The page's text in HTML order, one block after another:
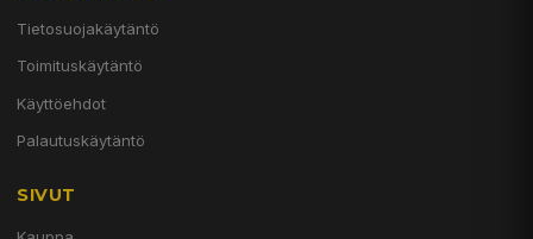
Tietosuojakäytäntö
Toimituskäytäntö
Käyttöehdot
Palautuskäytäntö
SIVUT